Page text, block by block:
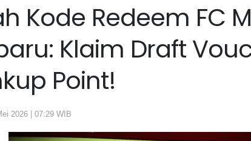
Kode Redeem FC
Klaim Draft
Point!
2026 | 07:29 WIB